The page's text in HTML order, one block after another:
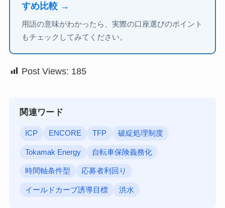
すめ比較 →
用語の意味がわかったら、実際の口座選びのポイント
もチェックしてみてください。
Post Views: 185
関連ワード
ICP ENCORE TFP 破綻処理制度
Tokamak Energy 自転車保険義務化
時間軸条件型 応募者利回り
イールドカーブ誘導目標 洪水